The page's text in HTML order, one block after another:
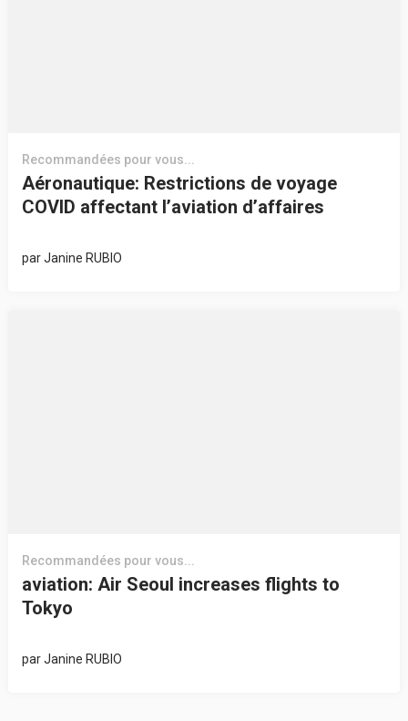
Recommandées pour vous...
Aéronautique: Restrictions de voyage
COVID affectant l’aviation d’affaires
parJanine RUBIO
Recommandées pour vous...
aviation: Air Seoul increases flights to
Tokyo
parJanine RUBIO